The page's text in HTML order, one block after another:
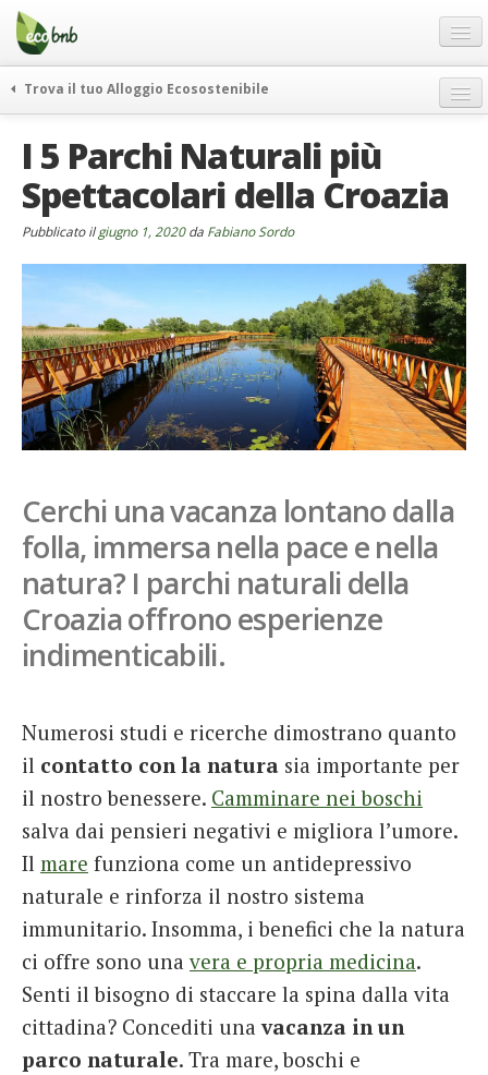
Menu
Salta
contenuto
Offerte Speciali
Regali
FAQ
Chi Siamo
Partner
Contatti
Italiano
German
English
French
Italiano
Trova il tuo Alloggio Ecosostenibile
itinerari
curiosità
vivere e viaggiare verde
rassegna stampa
I 5 Parchi Naturali più
Spettacolari della Croazia
Pubblicato ilgiugno 1, 2020da Fabiano Sordo
Cerchi una vacanza lontano dalla
folla, immersa nella pace e nella
natura? I parchi naturali della
Croazia offrono esperienze
indimenticabili.
Numerosi studi e ricerche dimostrano quanto
il contatto con la natura sia importante per
il nostro benessere. Camminare nei boschi
salva dai pensieri negativi e migliora l’umore.
Il mare funziona come un antidepressivo
naturale e rinforza il nostro sistema
immunitario. Insomma, i benefici che la natura
ci offre sono una vera e propria medicina.
Senti il bisogno di staccare la spina dalla vita
cittadina? Concediti unavacanza in un
parco naturale. Tra mare, boschi e